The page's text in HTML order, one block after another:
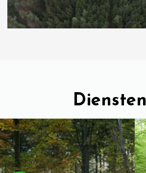
Diensten